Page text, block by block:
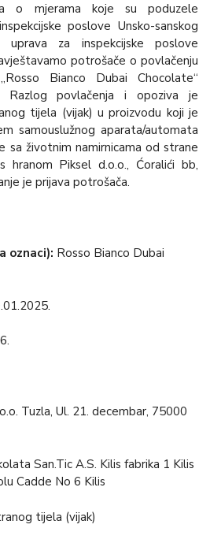
o mjerama koje su poduzele
poslove Unsko-sanskog
za inspekcijske poslove
potrošače o povlačenju
Bianco Dubai Chocolate“
Razlog povlačenja i opoziva je
tijela (vijak) u proizvodu koji je
samouslužnog aparata/automata
sa životnim namirnicama od strane
hranom Piksel d.o.o., Ćoralići bb,
je prijava potrošača.
oznaci): Rosso Bianco Dubai
Tuzla, Ul. 21. decembar, 75000
San.Tic A.S. Kilis fabrika 1 Kilis
Cadde No 6 Kilis
tijela (vijak)